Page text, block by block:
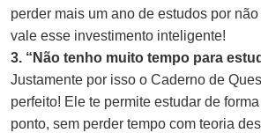
perder mais um ano de estudos por
vale esse investimento inteligente!
3. “Não tenho muito tempo para
Justamente por isso o Caderno de
perfeito! Ele te permite estudar de
ponto, sem perder tempo com teoria